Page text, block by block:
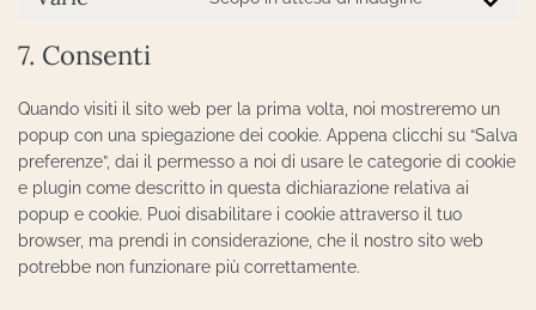
Consent
7. Consenti
Quando visiti il sito web per la prima volta, noi mostreremo un
popup con una spiegazione dei cookie. Appena clicchi su “Salva
preferenze”, dai il permesso a noi di usare le categorie di cookie
e plugin come descritto in questa dichiarazione relativa ai
popup e cookie. Puoi disabilitare i cookie attraverso il tuo
browser, ma prendi in considerazione, che il nostro sito web
potrebbe non funzionare più correttamente.